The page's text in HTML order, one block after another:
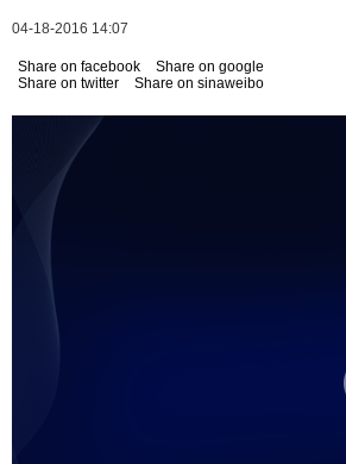
04-18-2016 14:07
Share on facebook
Share on google
Share on twitter
Share on sinaweibo